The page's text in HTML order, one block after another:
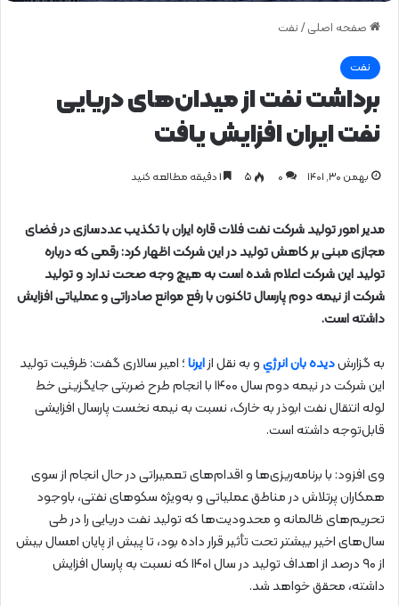
صفحه اصلی / نفت
نفت
برداشت نفت از میدان‌های دریایی
نفت ایران افزایش یافت
بهمن ۳۰, ۱۴۰۱ 0 ۵
مدیر امور تولید شرکت نفت فلات قاره ایران با تکذیب عددسازی در فضای
مجازی مبنی بر کاهش تولید در این شرکت اظهار کرد: رقمی که درباره
تولید این شرکت اعلام شده است به هیچ وجه صحت ندارد و تولید
شرکت از نیمه دوم پارسال تاکنون با رفع موانع صادراتی و عملیاتی افزایش
داشته است.
به گزارشدیده بان انرژيو به نقل ازایرنا؛ امیر سالاری گفت: ظرفیت تولید
این شرکت در نیمه دوم سال ۱۴۰۰ با انجام طرح ضربتی جایگزینی خط
لوله انتقال نفت ابوذر به خارک، نسبت به نیمه نخست پارسال افزایشی
قابل‌توجه داشته است.
وی افزود: با برنامه‌ریزی‌ها و اقدام‌های تعمیراتی در حال انجام از سوی
همکاران پرتلاش در مناطق عملیاتی و به‌ویژه سکوهای نفتی، باوجود
تحریم‌های ظالمانه و محدودیت‌ها که تولید نفت دریایی را در طی
سال‌های اخیر بیشتر تحت تأثیر قرار داده بود، تا پیش از پایان امسال بیش
از ۹۰ درصد از اهداف تولید در سال ۱۴۰۱ که نسبت به پارسال افزایش
داشته، محقق خواهد شد.